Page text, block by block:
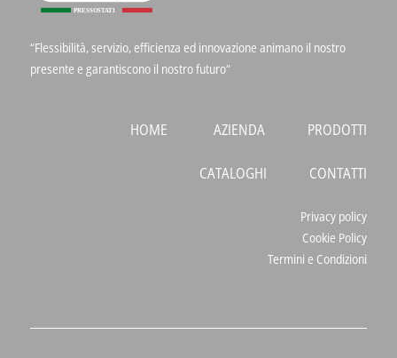
“Flessibilità, servizio, efficienza ed innovazione animano il nostro
presente e garantiscono il nostro futuro“
HOME AZIENDA PRODOTTI
CATALOGHI CONTATTI
Privacy policy
Cookie Policy
Termini e Condizioni